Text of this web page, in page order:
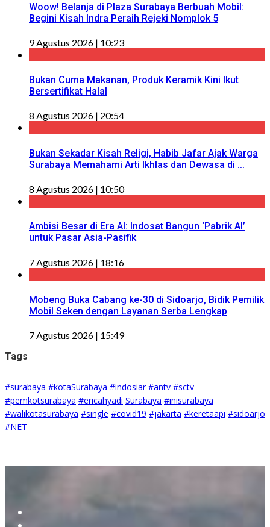
Woow! Belanja di Plaza Surabaya Berbuah Mobil:
Begini Kisah Indra Peraih Rejeki Nomplok 5
9 Agustus 2026 | 10:23
Bukan Cuma Makanan, Produk Keramik Kini Ikut
Bersertifikat Halal
8 Agustus 2026 | 20:54
Bukan Sekadar Kisah Religi, Habib Jafar Ajak Warga
Surabaya Memahami Arti Ikhlas dan Dewasa di ...
8 Agustus 2026 | 10:50
Ambisi Besar di Era AI: Indosat Bangun ‘Pabrik AI’
untuk Pasar Asia-Pasifik
7 Agustus 2026 | 18:16
Mobeng Buka Cabang ke-30 di Sidoarjo, Bidik Pemilik
Mobil Seken dengan Layanan Serba Lengkap
7 Agustus 2026 | 15:49
Tags
#surabaya #kotaSurabaya #indosiar #antv #sctv
#pemkotsurabaya #ericahyadi Surabaya #inisurabaya
#walikotasurabaya #single #covid19 #jakarta #keretaapi #sidoarjo
#NET